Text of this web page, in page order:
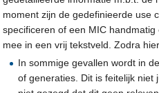
moment zijn de gedefinieerde use
specificeren of een MIC
mee in een vrij tekstveld. Zodra
In sommige gevallen wordt in
of generaties. Dit is feitelijk niet